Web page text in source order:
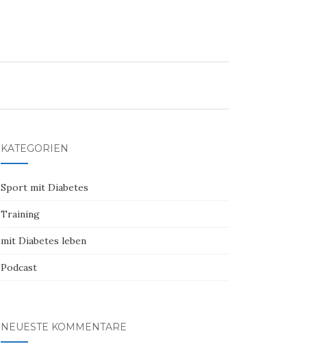
KATEGORIEN
Sport mit Diabetes
Training
mit Diabetes leben
Podcast
NEUESTE KOMMENTARE